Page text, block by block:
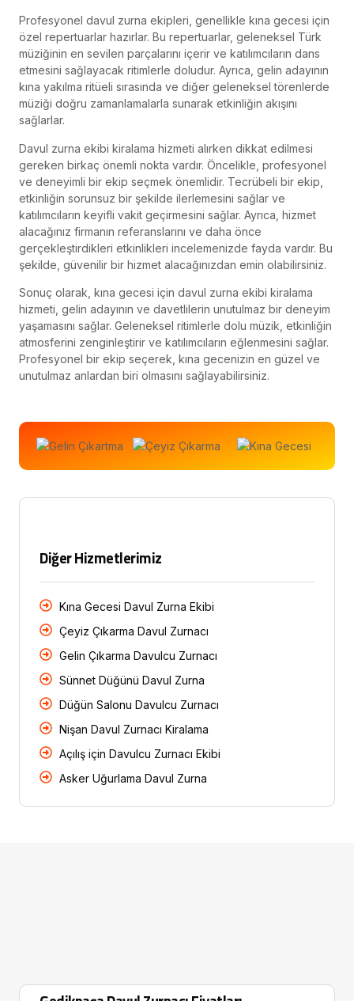
Profesyonel davul zurna ekipleri, genellikle kına gecesi için
özel repertuarlar hazırlar. Bu repertuarlar, geleneksel Türk
müziğinin en sevilen parçalarını içerir ve katılımcıların dans
etmesini sağlayacak ritimlerle doludur. Ayrıca, gelin adayının
kına yakılma ritüeli sırasında ve diğer geleneksel törenlerde
müziği doğru zamanlamalarla sunarak etkinliğin akışını
sağlarlar.
Davul zurna ekibi kiralama hizmeti alırken dikkat edilmesi
gereken birkaç önemli nokta vardır. Öncelikle, profesyonel
ve deneyimli bir ekip seçmek önemlidir. Tecrübeli bir ekip,
etkinliğin sorunsuz bir şekilde ilerlemesini sağlar ve
katılımcıların keyifli vakit geçirmesini sağlar. Ayrıca, hizmet
alacağınız firmanın referanslarını ve daha önce
gerçekleştirdikleri etkinlikleri incelemenizde fayda vardır. Bu
şekilde, güvenilir bir hizmet alacağınızdan emin olabilirsiniz.
Sonuç olarak, kına gecesi için davul zurna ekibi kiralama
hizmeti, gelin adayının ve davetlilerin unutulmaz bir deneyim
yaşamasını sağlar. Geleneksel ritimlerle dolu müzik, etkinliğin
atmosferini zenginleştirir ve katılımcıların eğlenmesini sağlar.
Profesyonel bir ekip seçerek, kına gecenizin en güzel ve
unutulmaz anlardan biri olmasını sağlayabilirsiniz.
Diğer Hizmetlerimiz
Kına Gecesi Davul Zurna Ekibi
Çeyiz Çıkarma Davul Zurnacı
Gelin Çıkarma Davulcu Zurnacı
Sünnet Düğünü Davul Zurna
Düğün Salonu Davulcu Zurnacı
Nişan Davul Zurnacı Kiralama
Açılış için Davulcu Zurnacı Ekibi
Asker Uğurlama Davul Zurna